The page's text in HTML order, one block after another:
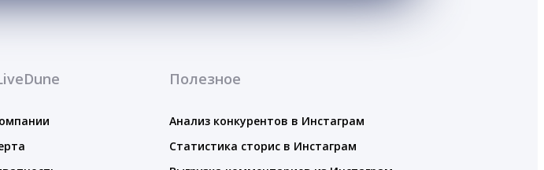
Полезное
Анализ конкурентов в Инстаграм
Статистика сторис в Инстаграм